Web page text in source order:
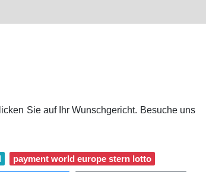
Sie auf Ihr Wunschgericht. Besuche uns
payment world europe stern lotto